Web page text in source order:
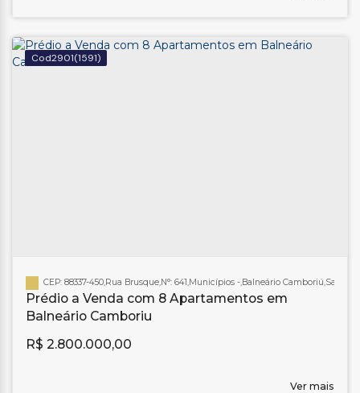
2901(1591)
Prédio a Venda com 8 Apartamentos em
Balneário Camboriu
R$ 2.800.000,00
CEP: 88337-450,Rua Brusque,N°: 641,Municípios ,Balneário Camboriú,Santa
Ver mais